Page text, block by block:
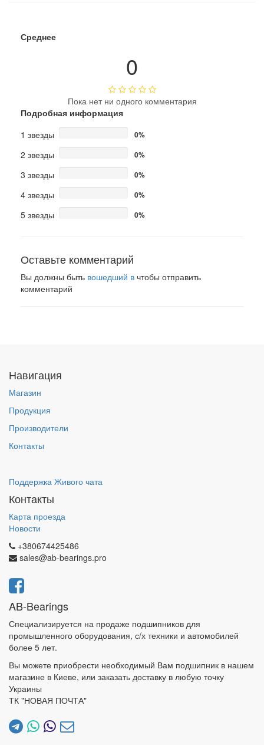
Среднее
0
Пока нет ни одного комментария
Подробная информация
1 звезды
0%
2 звезды 0%
3 звезды 0%
4 звезды 0%
5 звезды 0%
Оставьте комментарий
Вы должны быть вошедший в чтобы отправить
комментарий
Навигация
Магазин
Продукция
Производители
Контакты
Поддержка Живого чата
Контакты
Карта проезда
Новости
+380674425486
sales@ab-bearings.pro
AB-Bearings
Специализируется на продаже подшипников для
промышленного оборудования, с/х техники и автомобилей
более 5 лет.
Вы можете приобрести необходимый Вам подшипник в нашем
магазине в Киеве, или заказать доставку в любую точку
Украины
ТК "НОВАЯ ПОЧТА"